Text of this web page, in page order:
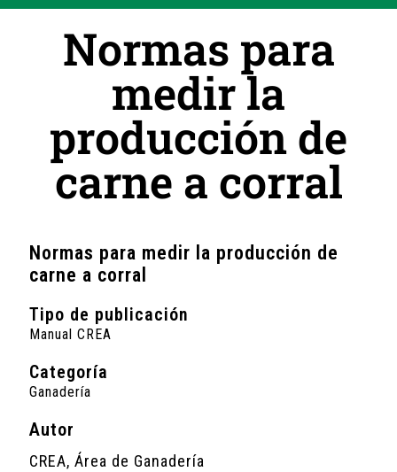
Normas para
medir la
producción de
carne a corral
Normas para medir la producción de
carne a corral
Tipo de publicación
Manual CREA
Categoría
Ganadería
Autor
CREA, Área de Ganadería